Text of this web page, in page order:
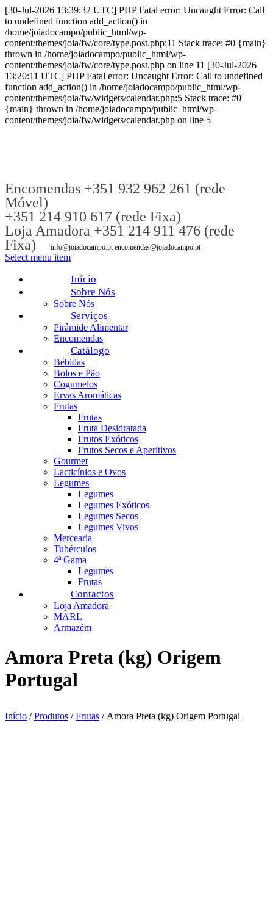
[30-Jul-2026 13:39:32 UTC] PHP Fatal error: Uncaught Error: Call
to undefined function add_action() in
/home/joiadocampo/public_html/wp-
content/themes/joia/fw/core/type.post.php:11 Stack trace: #0 {main}
thrown in /home/joiadocampo/public_html/wp-
content/themes/joia/fw/core/type.post.php on line 11 [30-Jul-2026
13:20:11 UTC] PHP Fatal error: Uncaught Error: Call to undefined
function add_action() in /home/joiadocampo/public_html/wp-
content/themes/joia/fw/widgets/calendar.php:5 Stack trace: #0
{main} thrown in /home/joiadocampo/public_html/wp-
content/themes/joia/fw/widgets/calendar.php on line 5
Encomendas +351 932 962 261 (rede
Móvel)
+351 214 910 617 (rede Fixa)
Loja Amadora +351 214 911 476 (rede
Fixa)
info@joiadocampo.pt encomendas@joiadocampo.pt
Select menu item
Início
Sobre Nós
Sobre Nós
Serviços
Pirâmide Alimentar
Encomendas
Catálogo
Bebidas
Bolos e Pão
Cogumelos
Ervas Aromáticas
Frutas
Frutas
Fruta Desidratada
Frutos Exóticos
Frutos Secos e Aperitivos
Gourmet
Lacticínios e Ovos
Legumes
Legumes
Legumes Exóticos
Legumes Secos
Legumes Vivos
Mercearia
Tubérculos
4ª Gama
Legumes
Frutas
Contactos
Loja Amadora
MARL
Armazém
Amora Preta (kg) Origem
Portugal
Início /Produtos /Frutas / Amora Preta (kg) Origem Portugal